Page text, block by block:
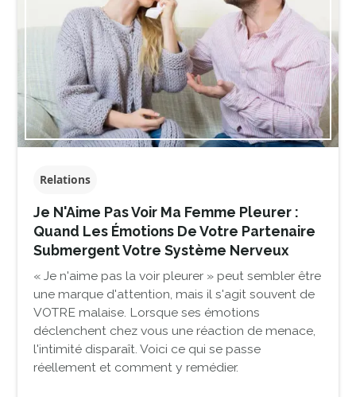
Relations
Je N'Aime Pas Voir Ma Femme Pleurer :
Quand Les Émotions De Votre Partenaire
Submergent Votre Système Nerveux
« Je n'aime pas la voir pleurer » peut sembler être
une marque d'attention, mais il s'agit souvent de
VOTRE malaise. Lorsque ses émotions
déclenchent chez vous une réaction de menace,
l'intimité disparaît. Voici ce qui se passe
réellement et comment y remédier.